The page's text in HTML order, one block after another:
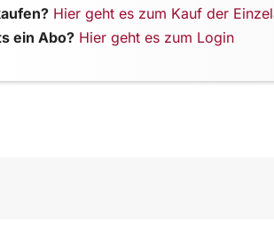
Hier geht es zum Kauf der
ein Abo? Hier geht es zum Login